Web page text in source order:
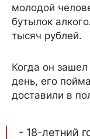
молодой
бутылок
тысяч рублей.
Когда он
день, его
доставили в
- 18-летний